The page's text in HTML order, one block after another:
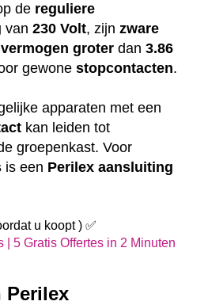
de reguliere
van 230 Volt, zijn zware
vermogen groter dan 3.86
gewone stopcontacten.
apparaten met een
kan leiden tot
groepenkast. Voor
is een Perilex aansluiting
u koopt ) ✅
5 Gratis Offertes in 2 Minuten
Perilex